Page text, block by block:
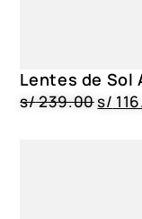
Lentes de Sol
s/239.00s/